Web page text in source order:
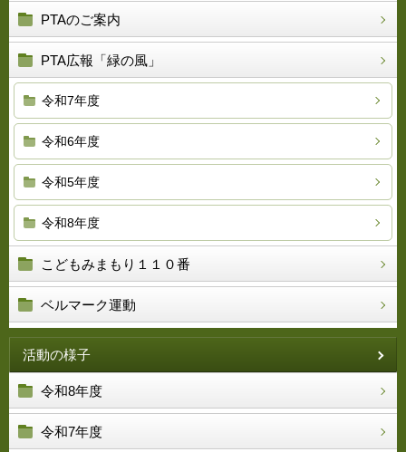
PTAのご案内
PTA広報「緑の風」
令和7年度
令和6年度
令和5年度
令和8年度
こどもみまもり１１０番
ベルマーク運動
活動の様子
令和8年度
令和7年度